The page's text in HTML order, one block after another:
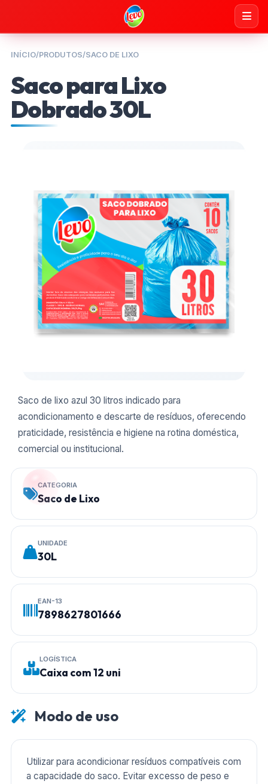
INÍCIO/PRODUTOS/SACO DE LIXO
Saco para Lixo
Dobrado 30L
Saco de lixo azul 30 litros indicado para
acondicionamento e descarte de resíduos, oferecendo
praticidade, resistência e higiene na rotina doméstica,
comercial ou institucional.
CATEGORIA
Saco de Lixo
UNIDADE
30L
EAN-13
7898627801666
LOGÍSTICA
Caixa com 12 uni
Modo de uso
Utilizar para acondicionar resíduos compatíveis com
a capacidade do saco. Evitar excesso de peso e